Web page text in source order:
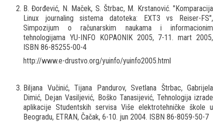
B. Đorđević, N. Maček, S. Štrbac, M. Krstanović. "Komparacija
Linux journaling sistema datoteka: EXT3 vs Reiser-FS",
Simpozijum o računarskim naukama i informacionim
tehnologijama YU-INFO KOPAONIK 2005, 7-11. mart 2005,
ISBN 86-85255-00-4
http://www.e-drustvo.org/yuinfo/yuinfo2005.html
Biljana Vučinić, Tijana Pandurov, Svetlana Štrbac, Gabrijela
Dimić, Dejan Vasiljević, Boško Tanasijević, Tehnologija izrade
aplikacije Studentskih servisa Više elektrotehničke škole u
Beogradu, ETRAN, Čačak, 6-10. jun 2004. ISBN 86-8059-50-7